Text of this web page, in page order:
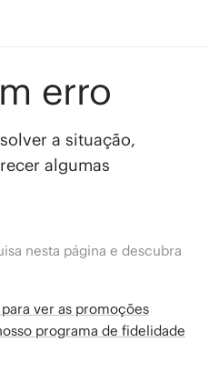
erro
a situação,
algumas
nesta página e descubra
ver as promoções
programa de fidelidade